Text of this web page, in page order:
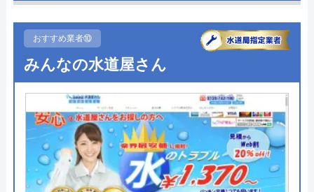
高森設備のクチコミ on
5（1件のクチコミ）
※クチコミの内容について
y.hara#7
1 年前
●受付時間 8:00～18:00
●定休日
●出張見積もり ―
●支払い方法 現金、クレジットカード
●累計実績 ―
●保証・保険 ―
詳細は公式HPでご確認ください
おすすめ業者⑩
みんなの水道屋さん